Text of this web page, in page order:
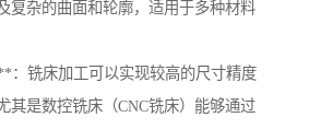
复杂的曲面和轮廓，适用于多种材料
：铣床加工可以实现较高的尺寸精度
其是数控铣床（CNC铣床）能够通过